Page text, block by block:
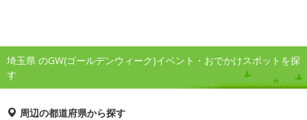
埼玉県 のGW(ゴールデンウィーク)イベント・おでかけスポットを探
す
周辺の都道府県から探す